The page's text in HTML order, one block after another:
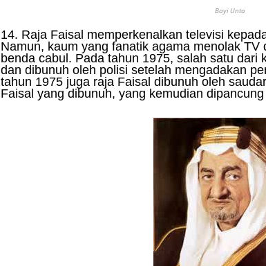
Bayi Unta
14. Raja Faisal memperkenalkan televisi
Namun, kaum yang fanatik agama menolak TV
benda cabul. Pada tahun 1975, salah satu dari
dan dibunuh oleh polisi setelah mengadakan
tahun 1975 juga raja Faisal dibunuh oleh
Faisal yang dibunuh, yang kemudian